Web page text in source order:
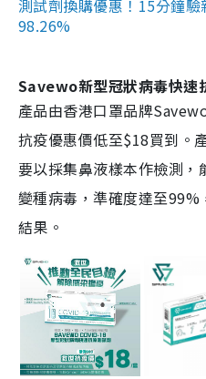
測試劑換購優惠！15分鐘
98.26%
Savewo新型冠狀病毒快速
產品由香港口罩品牌
抗疫優惠價低至$18買到。
要以採集鼻液樣本作檢測
變種病毒，準確度達至
結果。